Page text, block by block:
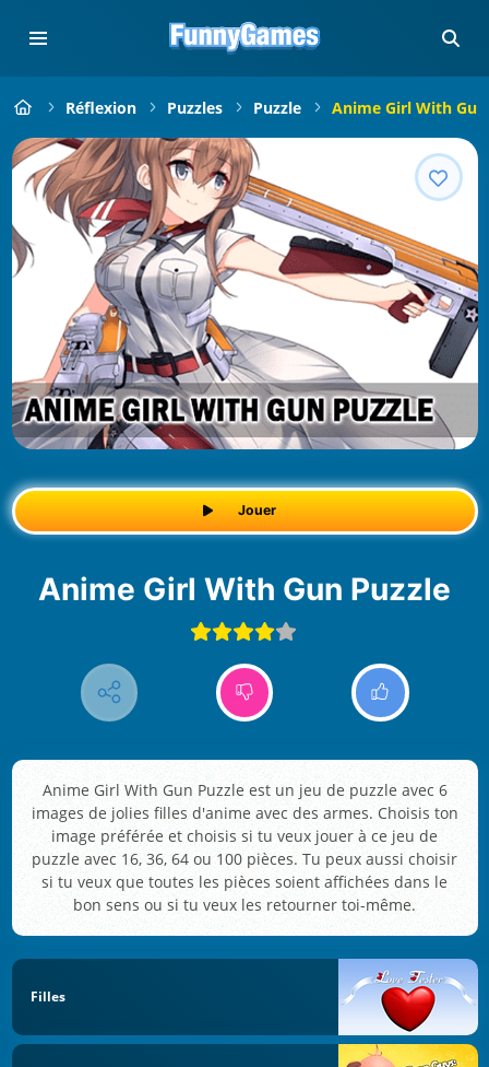
Réflexion Puzzles Puzzle Anime Girl With Gun
Jouer
Anime Girl With Gun Puzzle
Anime Girl With Gun Puzzle est un jeu de puzzle avec 6
images de jolies filles d'anime avec des armes. Choisis ton
image préférée et choisis si tu veux jouer à ce jeu de
puzzle avec 16, 36, 64 ou 100 pièces. Tu peux aussi choisir
si tu veux que toutes les pièces soient affichées dans le
bon sens ou si tu veux les retourner toi-même.
Filles